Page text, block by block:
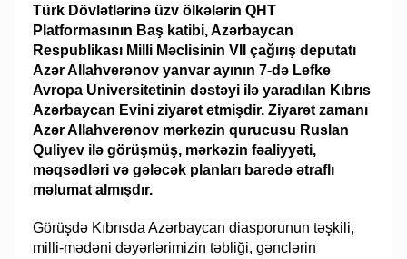
Türk Dövlətlərinə üzv ölkələrin QHT
Platformasının Baş katibi, Azərbaycan
Respublikası Milli Məclisinin VII çağırış deputatı
Azər Allahverənov yanvar ayının 7-də Lefke
Avropa Universitetinin dəstəyi ilə yaradılan Kıbrıs
Azərbaycan Evini ziyarət etmişdir. Ziyarət zamanı
Azər Allahverənov mərkəzin qurucusu Ruslan
Quliyev ilə görüşmüş, mərkəzin fəaliyyəti,
məqsədləri və gələcək planları barədə ətraflı
məlumat almışdır.
Görüşdə Kıbrısda Azərbaycan diasporunun təşkili,
milli-mədəni dəyərlərimizin təbliği, gənclərin